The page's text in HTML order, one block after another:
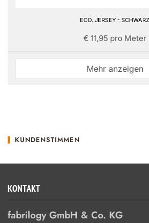
ECO. JERSEY - SCHWARZ
€ 11,95 pro Meter
Mehr anzeigen
KUNDENSTIMMEN
KONTAKT
fabrilogy GmbH & Co. KG